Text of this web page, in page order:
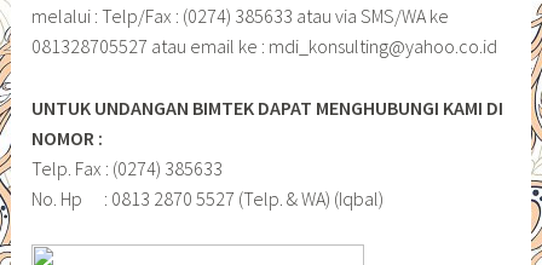
melalui : Telp/Fax : (0274) 385633 atau via SMS/WA ke
081328705527 atau email ke : mdi_konsulting@yahoo.co.id
UNTUK UNDANGAN BIMTEK DAPAT MENGHUBUNGI KAMI DI
NOMOR :
Telp. Fax : (0274) 385633
No. Hp : 0813 2870 5527 (Telp. & WA) (Iqbal)